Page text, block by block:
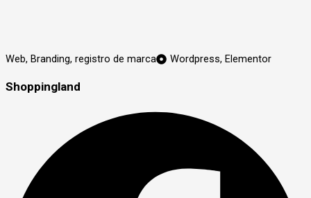
Web, Branding, registro de marca Wordpress, Elementor
Shoppingland